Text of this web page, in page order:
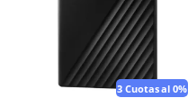
3 Cuotas al 0%